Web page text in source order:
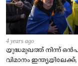
4 years ago
യുദ്ധമുഖത്ത് നിന്ന്
വിമാനം ഇന്ത്യയിലേക്ക്;